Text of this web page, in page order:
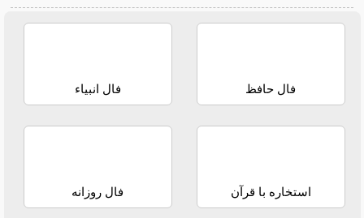
فال حافظ فال انبیاء
استخاره با قرآن فال روزانه